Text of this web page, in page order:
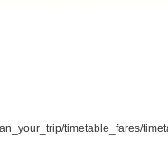
timetable_fares/